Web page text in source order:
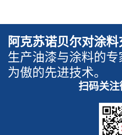
阿克苏诺贝尔对涂料
生产油漆与涂料的
为傲的先进技术。
扫码关